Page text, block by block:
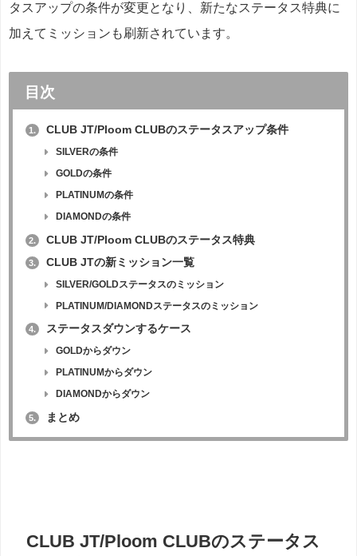
タスアップの条件が変更となり、新たなステータス特典に
加えてミッションも刷新されています。
目次
1. CLUB JT/Ploom CLUBのステータスアップ条件
SILVERの条件
GOLDの条件
PLATINUMの条件
DIAMONDの条件
2. CLUB JT/Ploom CLUBのステータス特典
3. CLUB JTの新ミッション一覧
SILVER/GOLDステータスのミッション
PLATINUM/DIAMONDステータスのミッション
4. ステータスダウンするケース
GOLDからダウン
PLATINUMからダウン
DIAMONDからダウン
5. まとめ
CLUB JT/Ploom CLUBのステータス